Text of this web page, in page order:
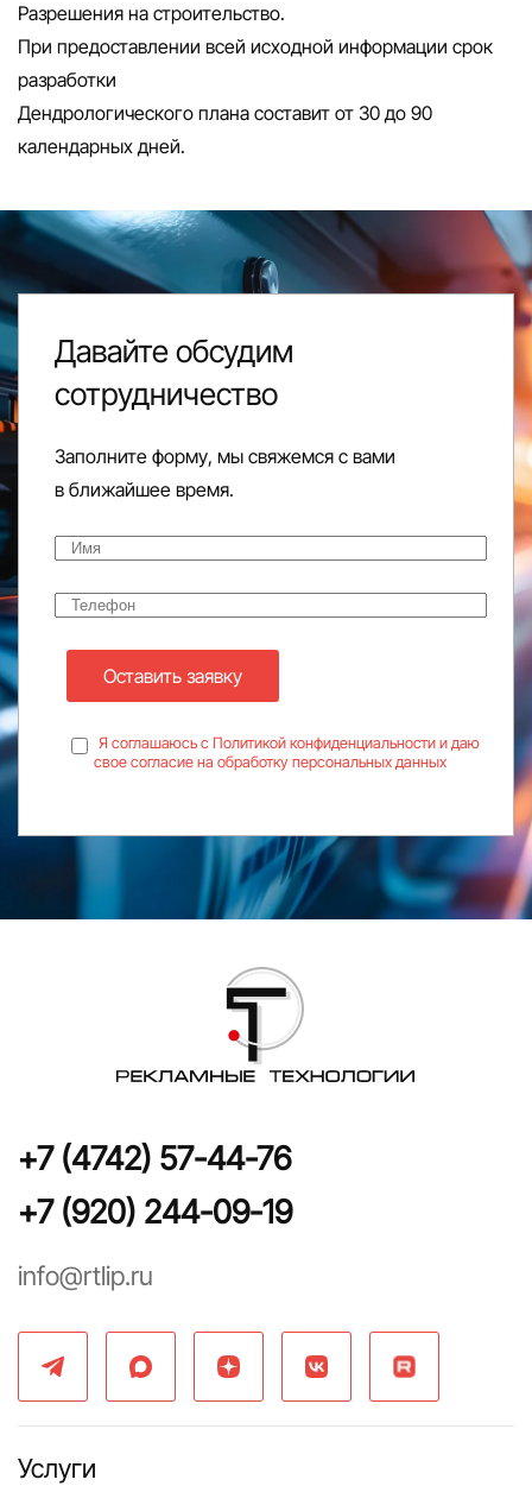
Разрешения на строительство.
При предоставлении всей исходной информации срок
разработки
Дендрологического плана составит от 30 до 90
календарных дней.
Давайте обсудим
сотрудничество
Заполните форму, мы свяжемся с вами
в ближайшее время.
Оставить заявку
Я соглашаюсь с Политикой конфиденциальности и даю
свое согласие на обработку персональных данных
+7 (4742) 57-44-76
+7 (920) 244-09-19
info@rtlip.ru
Услуги